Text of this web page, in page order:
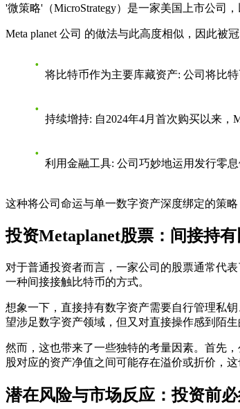
'微策略'（MicroStrategy）是一家美国上市公司
Meta planet 公司 的做法与此高度相似，因此被
将比特币作为主要库藏资产: 公司将比
持续增持: 自2024年4月首次购买以来，
利用金融工具: 公司巧妙地运用发行零
这种将公司命运与单一数字资产深度绑定的策
投资Metaplanet股票：间接持
对于普通投资者而言，一家公司的股票通常代
一种间接接触比特币的方式。
想象一下，直接持有数字资产需要自行管理私
望涉足数字资产领域，但又对直接操作感到陌生
然而，这也带来了一些独特的考量因素。首先
股对应的资产净值之间可能存在溢价或折价，
潜在风险与市场反应：投资前